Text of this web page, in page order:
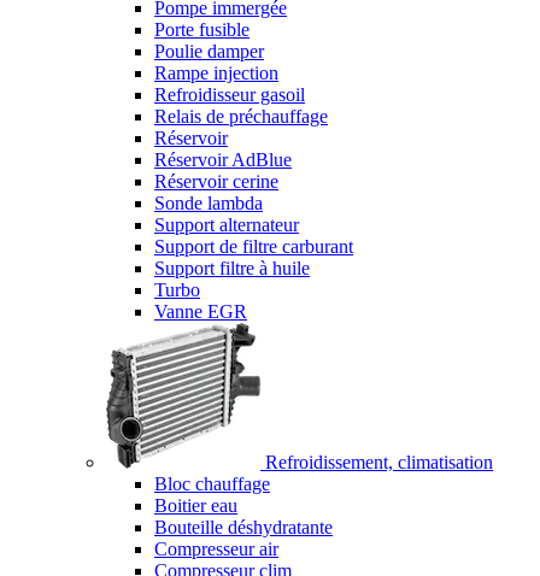
Pompe immergée
Porte fusible
Poulie damper
Rampe injection
Refroidisseur gasoil
Relais de préchauffage
Réservoir
Réservoir AdBlue
Réservoir cerine
Sonde lambda
Support alternateur
Support de filtre carburant
Support filtre à huile
Turbo
Vanne EGR
Refroidissement, climatisation
Bloc chauffage
Boitier eau
Bouteille déshydratante
Compresseur air
Compresseur clim